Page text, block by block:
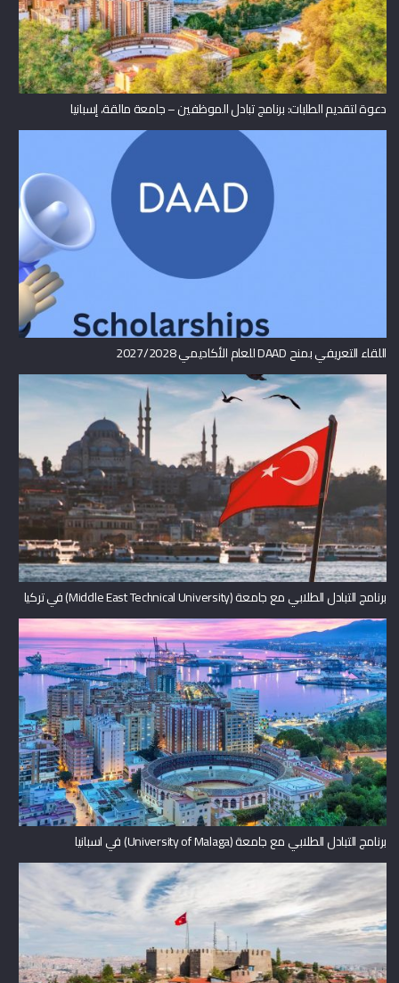
دعوة لتقديم الطلبات: برنامج تبادل الموظفين – جامعة مالقة، إسبانيا
اللقاء التعريفي بمنح DAAD للعام الأكاديمي 2027/2028
برنامج التبادل الطلابي مع جامعة (Middle East Technical University) في تركيا
برنامج التبادل الطلابي مع جامعة (University of Malaga) في اسبانيا